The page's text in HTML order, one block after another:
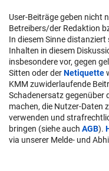
User-Beiträge geben nicht
Betreibers/der Redaktion
In diesem Sinne
Inhalten in diesem
insbesondere vor, gegen
Sitten oder derNetiquette
KMM zuwiderlaufende
Schadenersatz gegenüber
machen, die Nutzer-Daten
verwenden und
bringen (siehe auch AGB).
via unserer Melde- und